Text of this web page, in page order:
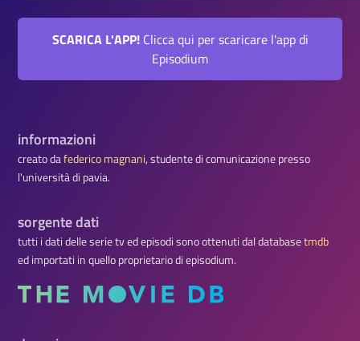
SCARICA L'APP!Clicca qui per scaricare l'app di
Episodium
informazioni
creato dafederico magnani, studente di comunicazione presso
l'università di pavia.
sorgente dati
tutti i dati delle serie tv ed episodi sono ottenuti dal databasetmdb
ed importati in quello proprietario di episodium.